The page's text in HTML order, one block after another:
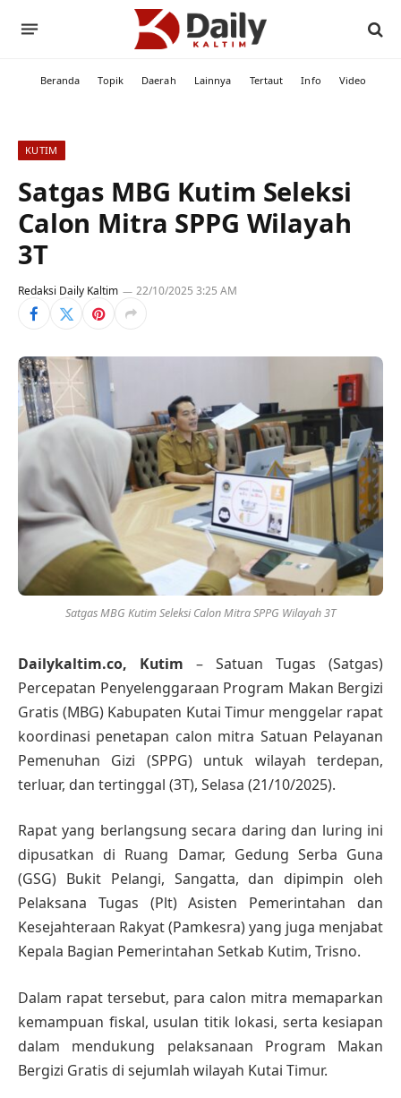
Beranda Topik Daerah Lainnya Tertaut Info Video
KUTIM
Satgas MBG Kutim Seleksi
Calon Mitra SPPG Wilayah
3T
Redaksi Daily Kaltim 22/10/2025 3:25 AM
Satgas MBG Kutim Seleksi Calon Mitra SPPG Wilayah 3T
Dailykaltim.co, Kutim – Satuan Tugas (Satgas)
Percepatan Penyelenggaraan Program Makan Bergizi
Gratis (MBG) Kabupaten Kutai Timur menggelar rapat
koordinasi penetapan calon mitra Satuan Pelayanan
Pemenuhan Gizi (SPPG) untuk wilayah terdepan,
terluar, dan tertinggal (3T), Selasa (21/10/2025).
Rapat yang berlangsung secara daring dan luring ini
dipusatkan di Ruang Damar, Gedung Serba Guna
(GSG) Bukit Pelangi, Sangatta, dan dipimpin oleh
Pelaksana Tugas (Plt) Asisten Pemerintahan dan
Kesejahteraan Rakyat (Pamkesra) yang juga menjabat
Kepala Bagian Pemerintahan Setkab Kutim, Trisno.
Dalam rapat tersebut, para calon mitra memaparkan
kemampuan fiskal, usulan titik lokasi, serta kesiapan
dalam mendukung pelaksanaan Program Makan
Bergizi Gratis di sejumlah wilayah Kutai Timur.